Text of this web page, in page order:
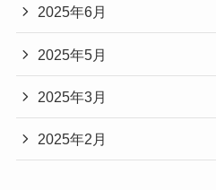
2025年6月
2025年5月
2025年3月
2025年2月